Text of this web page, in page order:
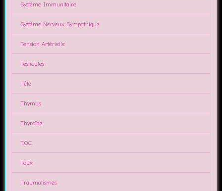
Système Immunitaire
Système Nerveux Sympathique
Tension Artérielle
Testicules
Tête
Thymus
Thyroïde
T.O.C.
Toux
Traumatismes